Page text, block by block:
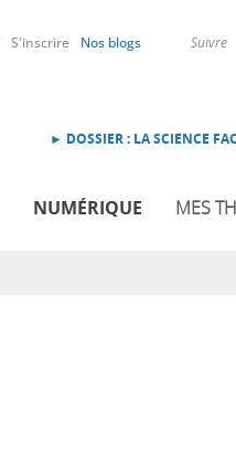
Suivre
S'inscrire Nos blogs
► DOSSIER : LA SCIENCE
NUMÉRIQUE MES